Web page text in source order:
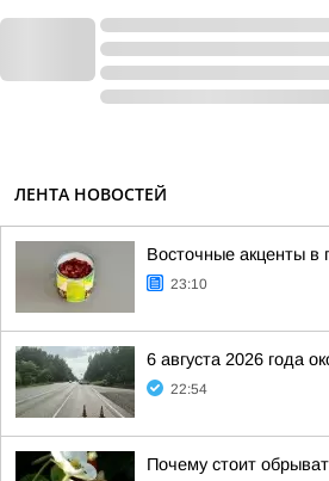
ЛЕНТА НОВОСТЕЙ
Восточные акценты в
23:10
6 августа 2026 года
22:54
Почему стоит